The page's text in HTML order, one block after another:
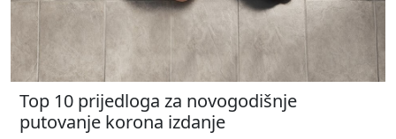
Top 10 prijedloga za novogodišnje
putovanje korona izdanje